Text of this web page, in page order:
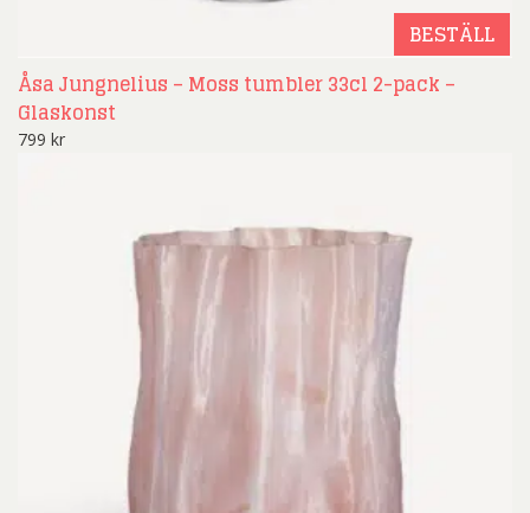
BESTÄLL
Åsa Jungnelius – Moss tumbler 33cl 2-pack –
Glaskonst
799 kr